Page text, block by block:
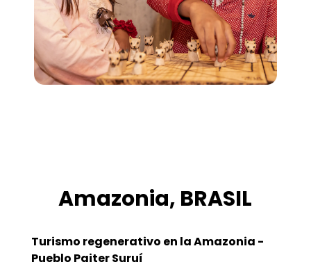
Amazonia, BRASIL
Turismo regenerativo en la Amazonia -
Pueblo Paiter Suruí